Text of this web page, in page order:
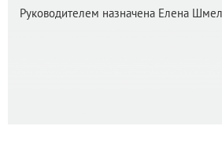
Руководителем назначена Елена